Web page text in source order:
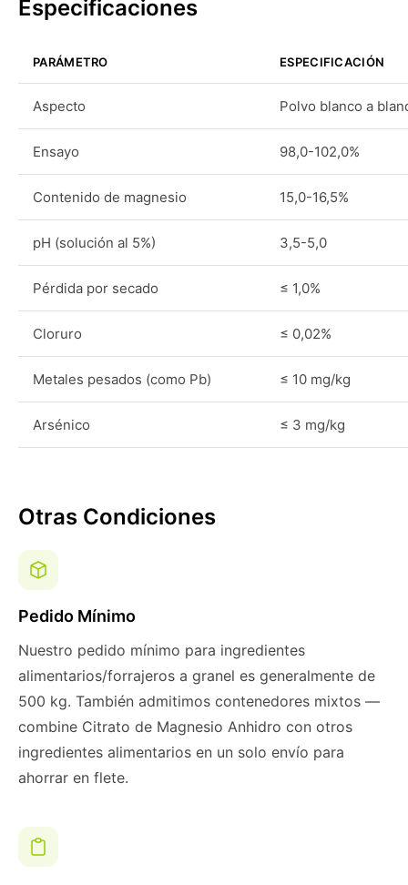
Especificaciones
PARÁMETRO ESPECIFICACIÓN
Aspecto Polvo blanco a
Ensayo 98,0-102,0%
Contenido de magnesio 15,0-16,5%
pH (solución al 5%) 3,5-5,0
Pérdida por secado ≤ 1,0%
Cloruro ≤ 0,02%
Metales pesados (como Pb) ≤ 10 mg/kg
Arsénico ≤ 3 mg/kg
Otras Condiciones
Pedido Mínimo
Nuestro pedido mínimo para ingredientes
alimentarios/forrajeros a granel es generalmente de
500 kg. También admitimos contenedores mixtos —
combine Citrato de Magnesio Anhidro con otros
ingredientes alimentarios en un solo envío para
ahorrar en flete.